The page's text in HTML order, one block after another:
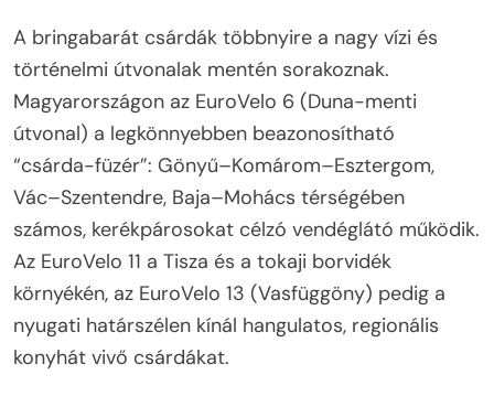
A bringabarát csárdák többnyire a nagy vízi és
történelmi útvonalak mentén sorakoznak.
Magyarországon az EuroVelo 6 (Duna-menti
útvonal) a legkönnyebben beazonosítható
“csárda-füzér”: Gönyű–Komárom–Esztergom,
Vác–Szentendre, Baja–Mohács térségében
számos, kerékpárosokat célzó vendéglátó működik.
Az EuroVelo 11 a Tisza és a tokaji borvidék
környékén, az EuroVelo 13 (Vasfüggöny) pedig a
nyugati határszélen kínál hangulatos, regionális
konyhát vivő csárdákat.